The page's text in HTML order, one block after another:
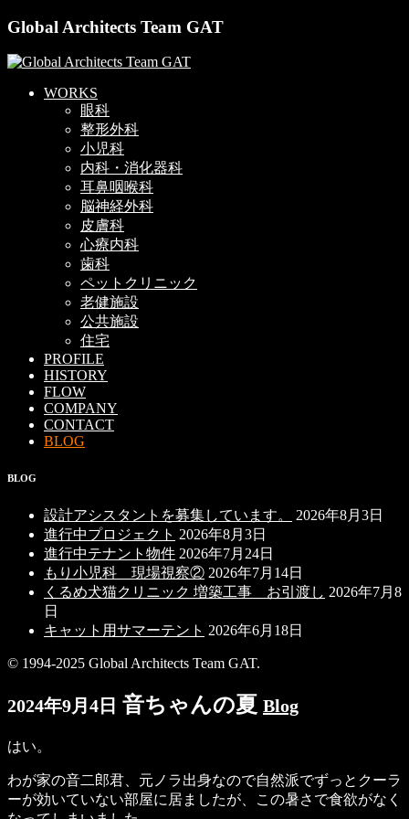
Global Architects Team GAT
WORKS
眼科
整形外科
小児科
内科・消化器科
耳鼻咽喉科
脳神経外科
皮膚科
心療内科
歯科
ペットクリニック
老健施設
公共施設
住宅
PROFILE
HISTORY
FLOW
COMPANY
CONTACT
BLOG
BLOG
設計アシスタントを募集しています。
2026年8月3日
進行中プロジェクト 2026年8月3日
進行中テナント物件 2026年7月24日
もり小児科 現場視察② 2026年7月14日
くるめ犬猫クリニック 増築工事 お引渡し 2026年7月8
日
キャット用サマーテント 2026年6月18日
© 1994-2025 Global Architects Team GAT.
2024年9月4日 音ちゃんの夏 Blog
はい。
わが家の音二郎君、元ノラ出身なので自然派でずっとクーラ
ーが効いていない部屋に居ましたが、この暑さで食欲がなく